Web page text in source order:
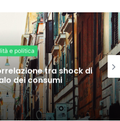
e politica
tra shock di
dei consumi